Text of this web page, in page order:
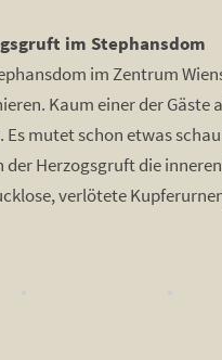
im Stephansdom
im Zentrum
Kaum einer der
Es mutet schon etwas
der Herzogsgruft die
verlötete